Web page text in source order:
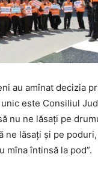
au amînat decizia
este Consiliul
nu ne lăsaţi pe
ne lăsaţi şi pe
mîna întinsă la pod”.